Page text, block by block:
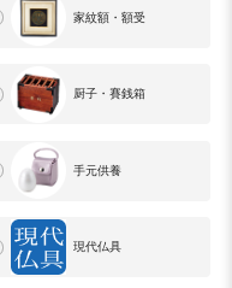
家紋額・額受
厨子・賽銭箱
手元供養
現代仏具